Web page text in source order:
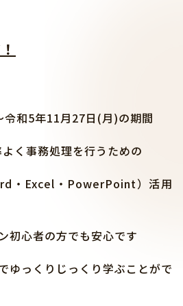
和5年11月27日(月)の期間
く事務処理を行うための
・Excel・PowerPoint）活用
初心者の方でも安心です
ゆっくりじっくり学ぶことがで